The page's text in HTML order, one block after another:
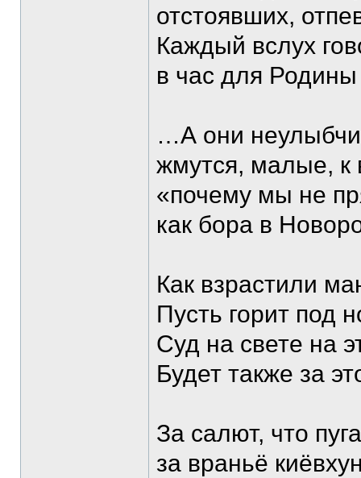
отстоявших,
Каждый вслух
в час для
…А они
жмутся, малые, к
«почему мы не
как бора в
Как взрастили
Пусть горит под
Суд на свете на
Будет также за
За салют, что
за враньё